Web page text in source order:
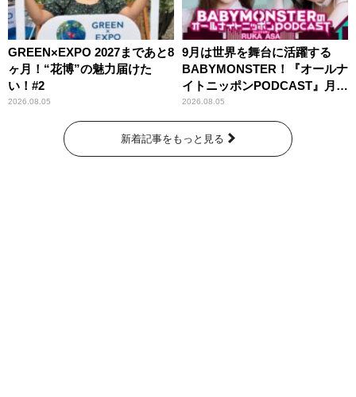
GREEN×EXPO 2027まであと8
ヶ月！“花博”の魅力届けた
い！#2
2026.08.05
9月は世界を舞台に活躍する
BABYMONSTER！『オールナ
イトニッポンPODCAST』月替
わりパーソナリティ
2026.08.05
新着記事をもっと見る